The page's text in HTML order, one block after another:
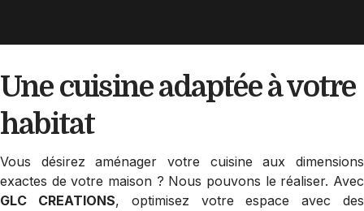
Une cuisine adaptéeà votre
habitat
Vous désirez aménager votre cuisine aux dimensions
exactes de votre maison ? Nous pouvons le réaliser. Avec
GLC CREATIONS, optimisez votre espace avec des